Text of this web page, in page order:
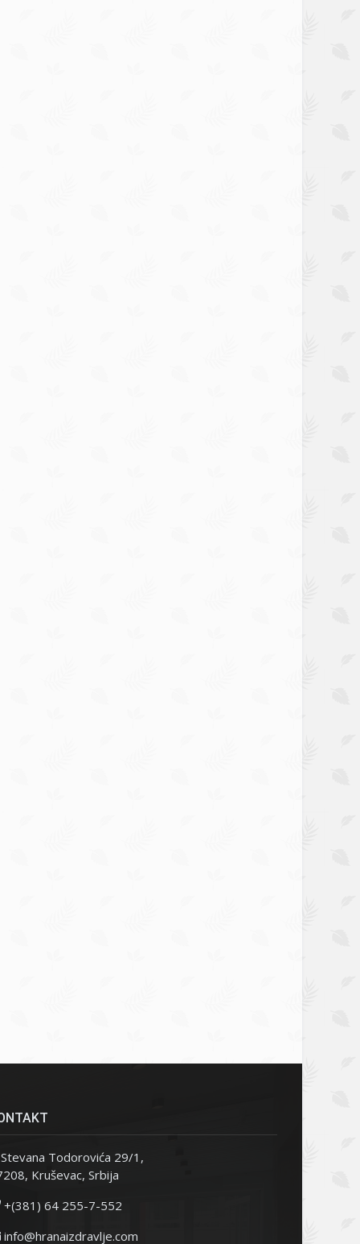
Todorovića 29/1,
Kruševac, Srbija
+(381) 64 255-7-552
info@hranaizdravlje.com